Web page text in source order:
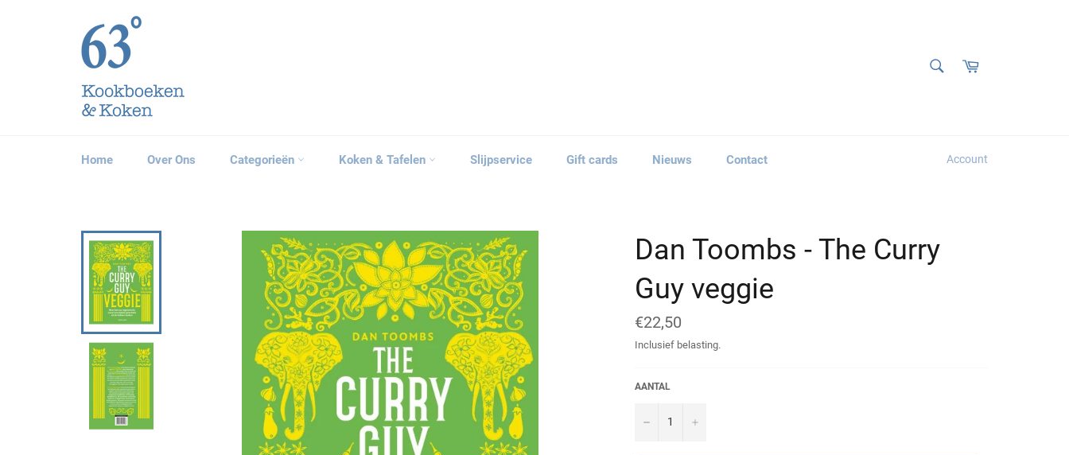
Winkelwagen
Home Over Ons Categorieën Koken & Tafelen Slijpservice Gift cards Nieuws Contact Account
Dan Toombs - The Curry
Guy veggie
Normale
prijs
€22,50
Inclusief belasting.
AANTAL
− +